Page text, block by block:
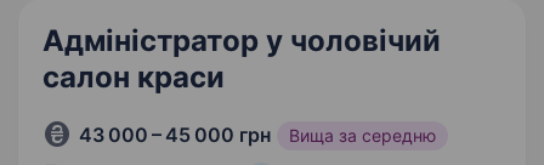
Адміністратор у чоловічий
салон краси
43 000 – 45 000 грн Вища за середню